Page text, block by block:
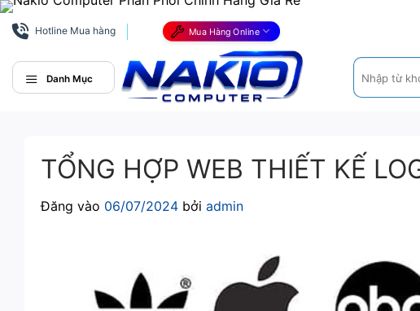
Bỏ
qua
dung
Hotline Mua hàng Mua Hàng Online
Danh Mục
Tìm
kiếm:
TỔNG HỢP WEB THIẾT KẾ
Đăng vào 06/07/2024 bởi admin